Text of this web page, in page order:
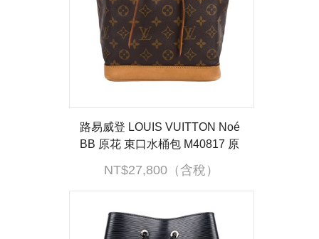
路易威登 LOUIS VUITTON Noé
BB 原花 束口水桶包 M40817 原
NT$27,800（含稅）